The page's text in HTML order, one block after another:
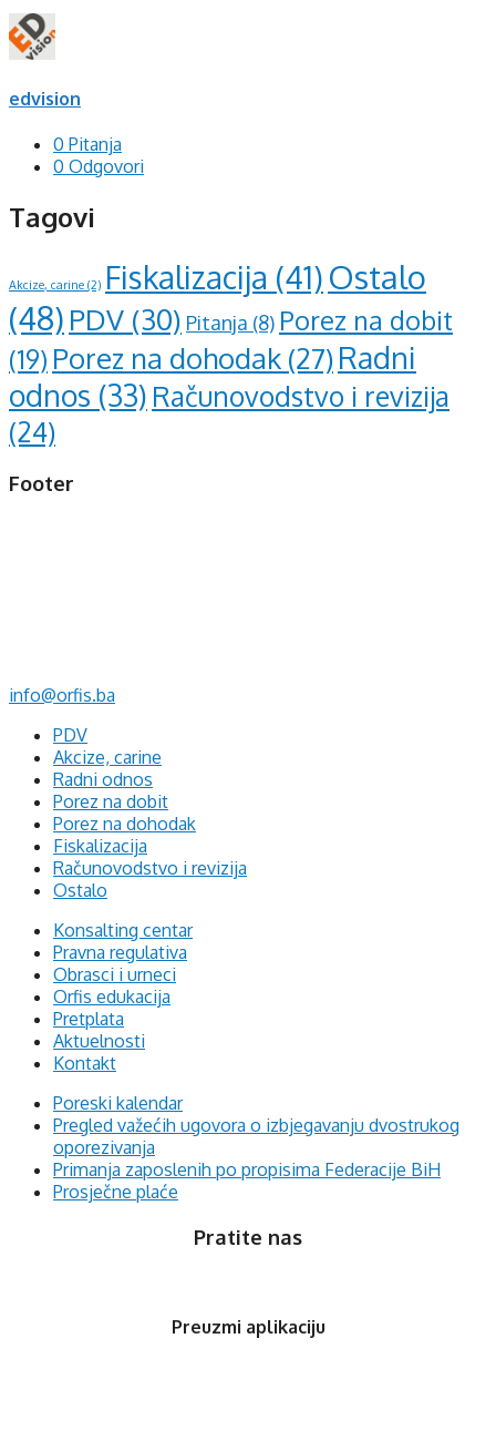
edvision
0 Pitanja
0 Odgovori
Tagovi
Akcize, carine (2) Fiskalizacija (41)Ostalo
(48) PDV (30) Pitanja (8) Porez na dobit
(19) Porez na dohodak (27)Radni
odnos (33) Računovodstvo i revizija
(24)
Footer
info@orfis.ba
PDV
Akcize, carine
Radni odnos
Porez na dobit
Porez na dohodak
Fiskalizacija
Računovodstvo i revizija
Ostalo
Konsalting centar
Pravna regulativa
Obrasci i urneci
Orfis edukacija
Pretplata
Aktuelnosti
Kontakt
Poreski kalendar
Pregled važećih ugovora o izbjegavanju dvostrukog
oporezivanja
Primanja zaposlenih po propisima Federacije BiH
Prosječne plaće
Pratite nas
Preuzmi aplikaciju